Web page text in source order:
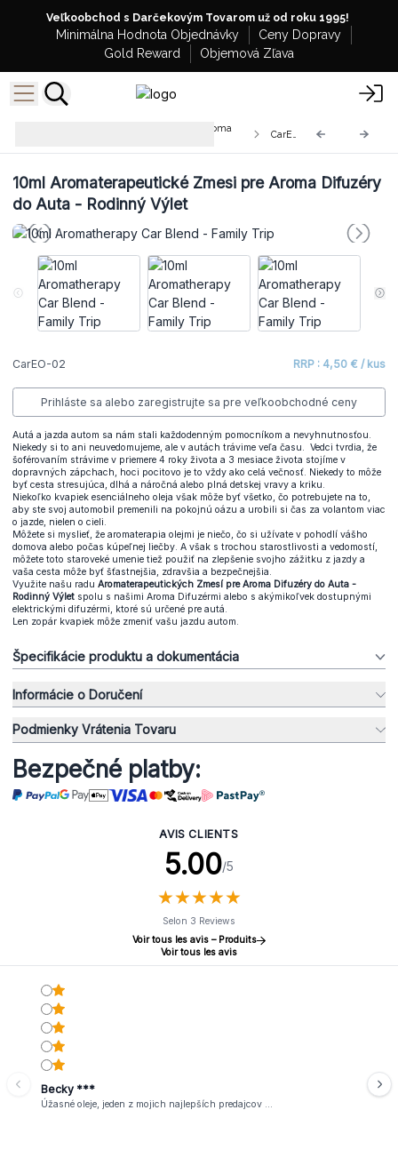
Veľkoobchod s Darčekovým Tovarom už od roku 1995!
Minimálna Hodnota Objednávky
Ceny Dopravy
Gold Reward
Objemová Zľava
Aromaterapeutické Zmesi pre Aroma
10ml Aromaterapeutické Zmesi pre Aroma Difuzéry
do Auta - Rodinný Výlet
CarEO-02 RRP : 4,50 € / kus
Prihláste sa alebo zaregistrujte sa pre veľkoobchodné ceny
Autá a jazda autom sa nám stali každodenným pomocníkom a nevyhnutnosťou.
Niekedy si to ani neuvedomujeme, ale v autách trávime veľa času. Vedci tvrdia, že
šoférovaním strávime v priemere 4 roky života a 3 mesiace života stojíme v
dopravných zápchach, hoci pocitovo je to vždy ako celá večnosť. Niekedy to môže
byť cesta stresujúca, dlhá a náročná alebo plná detskej vravy a kriku.
Niekoľko kvapiek esenciálneho oleja však môže byť všetko, čo potrebujete na to,
aby ste svoj automobil premenili na pokojnú oázu a urobili si čas za volantom viac
o jazde, nielen o cieli.
Môžete si myslieť, že aromaterapia olejmi je niečo, čo si užívate v pohodlí vášho
domova alebo počas kúpeľnej liečby. A však s trochou starostlivosti a vedomostí,
môžete toto staroveké umenie tiež použiť na zlepšenie svojho zážitku z jazdy a
vaša cesta môže byť šťastnejšia, zdravšia a bezpečnejšia.
Využite našu radu Aromaterapeutických Zmesí pre Aroma Difuzéry do Auta -
Rodinný Výlet spolu s našimi Aroma Difuzérmi alebo s akýmikoľvek dostupnými
elektrickými difuzérmi, ktoré sú určené pre autá.
Len zopár kvapiek môže zmeniť vašu jazdu autom.
Špecifikácie produktu a dokumentácia
Informácie o Doručení
Podmienky Vrátenia Tovaru
Bezpečné platby:
AVIS CLIENTS
5.00/5
★★★★★
★★★★★
Selon 3 Reviews
Voir tous les avis – Produits
Voir tous les avis
Becky ***
Úžasné oleje, jeden z mojich najlepších predajcov …